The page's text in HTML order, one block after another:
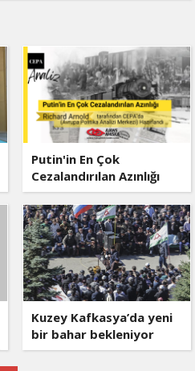
Putin'in En Çok
Cezalandırılan Azınlığı
Kuzey Kafkasya’da yeni
bir bahar bekleniyor